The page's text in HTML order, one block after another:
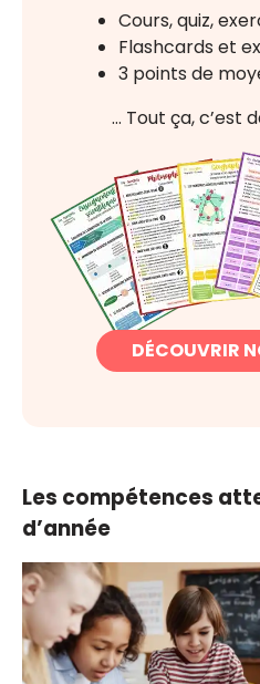
Cours, quiz,
Flashcards et
3 points de
… Tout ça, c’est
DÉCOUVRIR
Les compétences
d’année